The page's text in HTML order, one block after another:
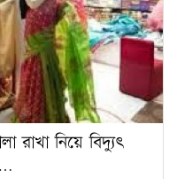
রাখা নিয়ে বিদ্যুৎ